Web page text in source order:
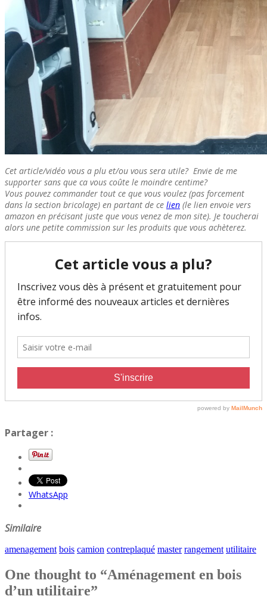
Cet article/vidéo vous a plu et/ou vous sera utile? Envie de me
supporter sans que ca vous coûte le moindre centime?
Vous pouvez commander tout ce que vous voulez (pas forcement
dans la section bricolage) en partant de ce lien (le lien envoie vers
amazon en précisant juste que vous venez de mon site). Je toucherai
alors une petite commission sur les produits que vous achèterez.
Partager :
WhatsApp
Similaire
amenagement bois camion contreplaqué master rangement utilitaire
One thought to “Aménagement en bois
d’un utilitaire”